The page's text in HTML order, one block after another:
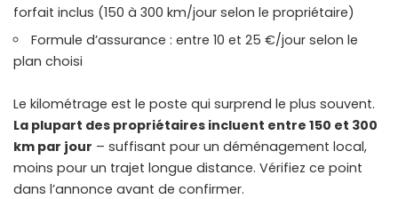
forfait inclus (150 à 300 km/jour selon le propriétaire)
Formule d’assurance : entre 10 et 25 €/jour selon le
plan choisi
Le kilométrage est le poste qui surprend le plus souvent.
La plupart des propriétaires incluent entre 150 et 300
km par jour – suffisant pour un déménagement local,
moins pour un trajet longue distance. Vérifiez ce point
dans l’annonce avant de confirmer.